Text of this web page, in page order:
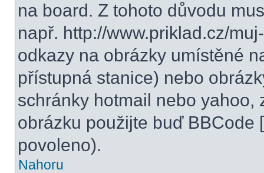
na board. Z tohoto důvodu
např. http://www.priklad.cz/
odkazy na obrázky umístěné
přístupná stanice) nebo
schránky hotmail nebo yahoo,
obrázku použijte buď BBCode
povoleno).
Nahoru